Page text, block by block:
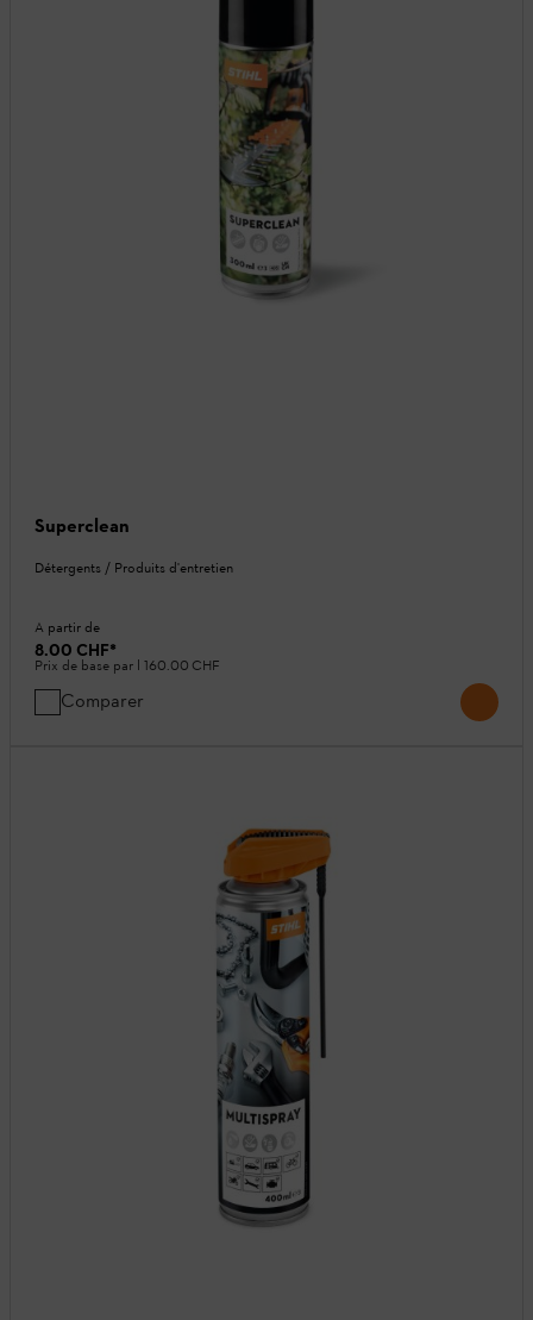
Superclean
Détergents / Produits d'entretien
A partir de
8.00 CHF*
Prix de base par l 160.00 CHF
Comparer